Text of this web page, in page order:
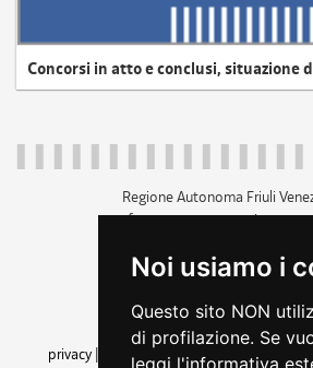
Noi usiamo i
Questo sito NON
di profilazione. Se
leggi l'informativa
Concorsi in atto e conclusi, situazione
Regione Autonoma Friuli
c.f. 80014930327; p.iva
+39 040 3771111
amministrazione
privacy
cookie |note legali accessibilità